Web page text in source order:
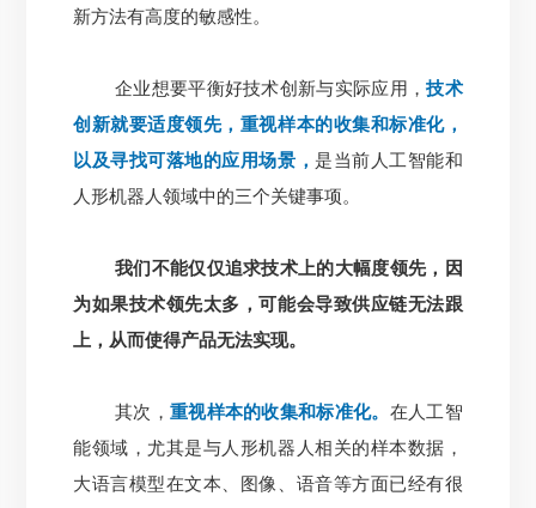
新方法有高度的敏感性。
企业想要平衡好技术创新与实际应用，技术
创新就要适度领先，重视样本的收集和标准化，
以及寻找可落地的应用场景， 是当前人工智能和
人形机器人领域中的三个关键事项。
我们不能仅仅追求技术上的大幅度领先，因
为如果技术领先太多，可能会导致供应链无法跟
上，从而使得产品无法实现。
其次， 重视样本的收集和标准化。 在人工智
能领域，尤其是与人形机器人相关的样本数据，
大语言模型在文本、图像、语音等方面已经有很